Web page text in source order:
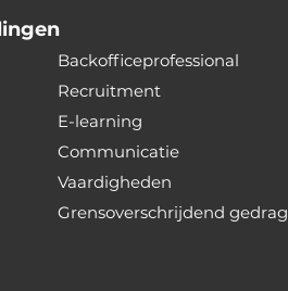
Backofficeprofessional
Recruitment
E-learning
Communicatie
Vaardigheden
Grensoverschrijdend gedrag